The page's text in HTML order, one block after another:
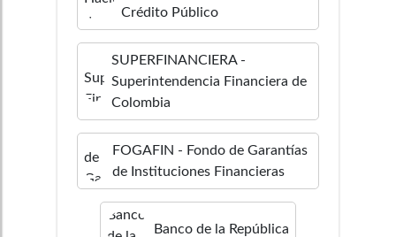
Crédito Público
SUPERFINANCIERA -
Superintendencia Financiera de
Colombia
FOGAFIN - Fondo de Garantías
de Instituciones Financieras
Banco de la República